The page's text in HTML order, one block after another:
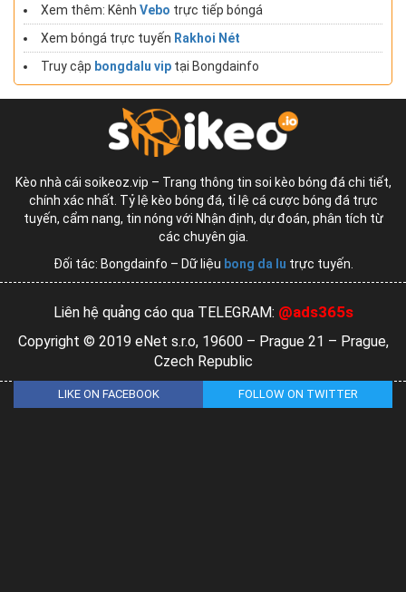
Xem thêm: Kênh Vebo trực tiếp bóngá
Xem bóngá trực tuyến Rakhoi Nét
Truy cập bongdalu vip tại Bongdainfo
Kèo nhà cái soikeoz.vip – Trang thông tin soi kèo bóng đá chi tiết,
chính xác nhất. Tỷ lệ kèo bóng đá, tỉ lệ cá cược bóng đá trực
tuyến, cẩm nang, tin nóng với Nhận định, dự đoán, phân tích từ
các chuyên gia.
Đối tác: Bongdainfo – Dữ liệu bong da lu trực tuyến.
Liên hệ quảng cáo qua TELEGRAM: @ads365s
Copyright © 2019 eNet s.r.o, 19600 – Prague 21 – Prague,
Czech Republic
LIKE ON FACEBOOK FOLLOW ON TWITTER